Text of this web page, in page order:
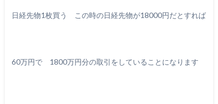
日経先物1枚買う この時の日経先物が18000円だとすれば
60万円で 1800万円分の取引をしていることになります